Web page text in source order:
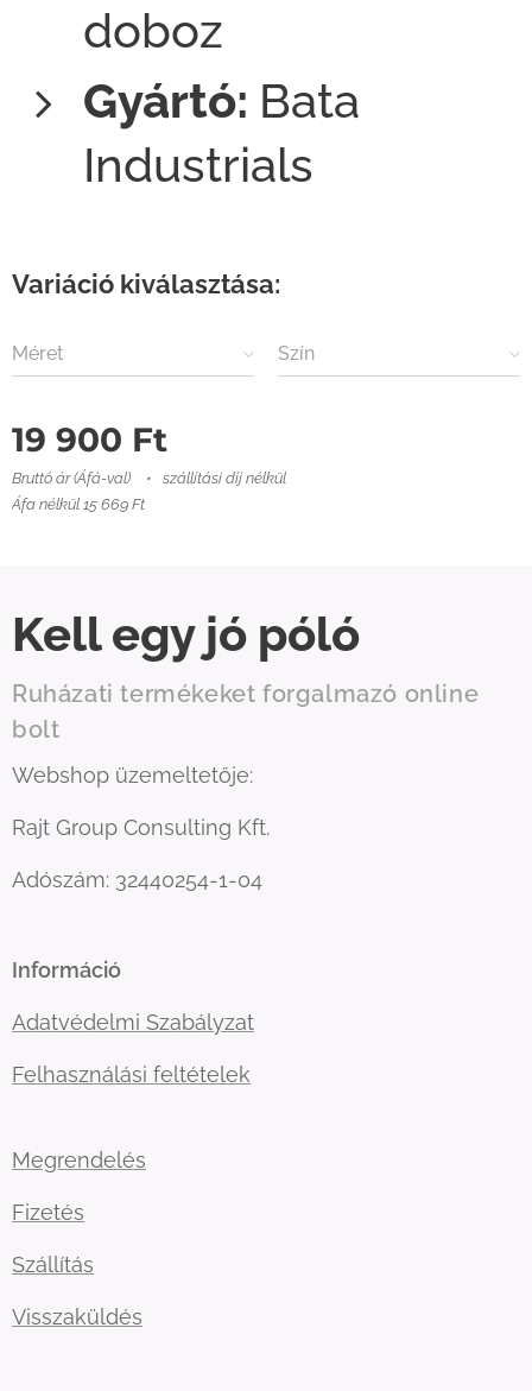
doboz
Gyártó: Bata
Industrials
Variáció kiválasztása:
Méret Szín
19 900 Ft
Bruttó ár (Áfá-val)
szállítási díj nélkül
Áfa nélkül 15 669 Ft
Kell egy jó póló
Ruházati termékeket forgalmazó online
bolt
Webshop üzemeltetője:
Rajt Group Consulting Kft.
Adószám: 32440254-1-04
Információ
Adatvédelmi Szabályzat
Felhasználási feltételek
Megrendelés
Fizetés
Szállítás
Visszaküldés